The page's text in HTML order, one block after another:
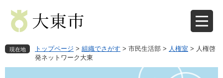
先
で
を
ば
現在地 トップページ > 組織でさがす > 市民生活部 > 人権室 > 人権啓
発ネットワーク大東